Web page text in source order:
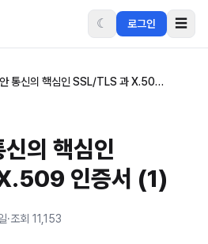
☾ 로그인 ☰
기기 간 보안 통신의 핵심인 SSL/TLS 과 X.509 인증서 (1)
의 핵심인
인증서 (1)
·조회 11,153